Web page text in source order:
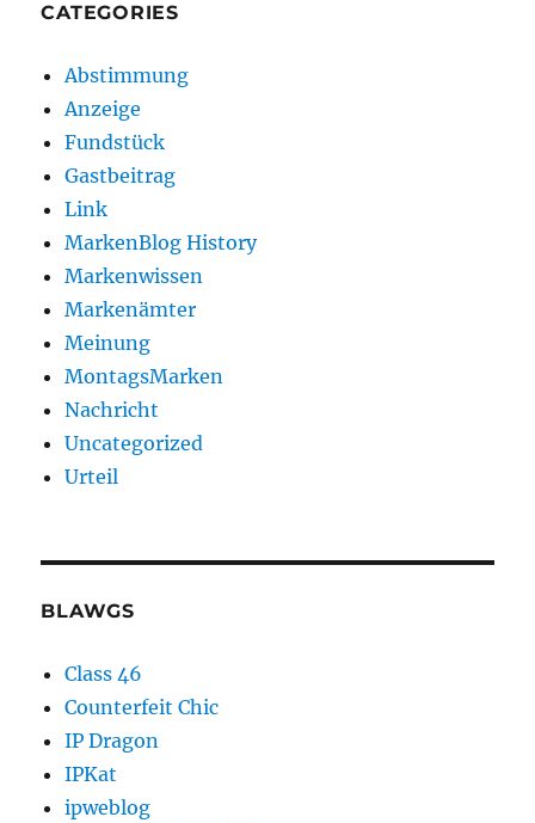
CATEGORIES
Abstimmung
Anzeige
Fundstück
Gastbeitrag
Link
MarkenBlog History
Markenwissen
Markenämter
Meinung
MontagsMarken
Nachricht
Uncategorized
Urteil
BLAWGS
Class 46
Counterfeit Chic
IP Dragon
IPKat
ipweblog